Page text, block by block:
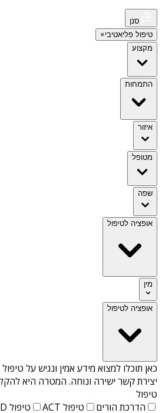
סנן
טיפול פליאטיבי×
מקצוע
התמחות
איזור
מטופל
שפה
אופציה לטיפול
מין
אופציה לטיפול
כאן תוכלו למצוא מידע אמין ונגיש על
יצירת קשר ישירה ונוחה. המטרה היא
טיפול
הדרכת הורים
טיפול ACT טיפול ADHD